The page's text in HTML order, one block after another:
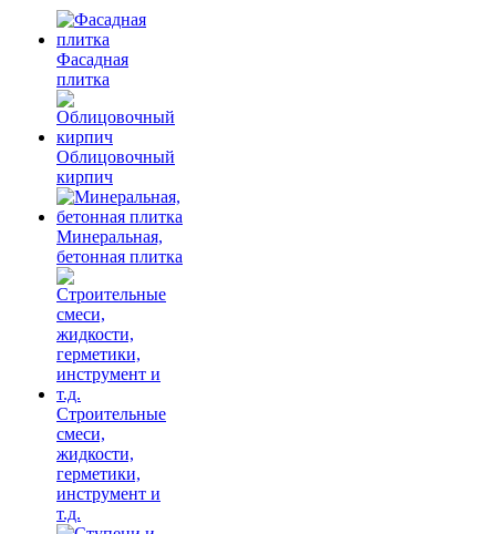
Фасадная
плитка
Облицовочный
кирпич
Минеральная,
бетонная плитка
Строительные
смеси,
жидкости,
герметики,
инструмент и
т.д.